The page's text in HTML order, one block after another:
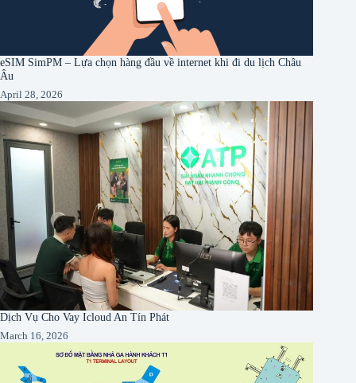
eSIM SimPM – Lựa chọn hàng đầu về internet khi đi du lịch Châu
Âu
April 28, 2026
Dịch Vụ Cho Vay Icloud An Tín Phát
March 16, 2026